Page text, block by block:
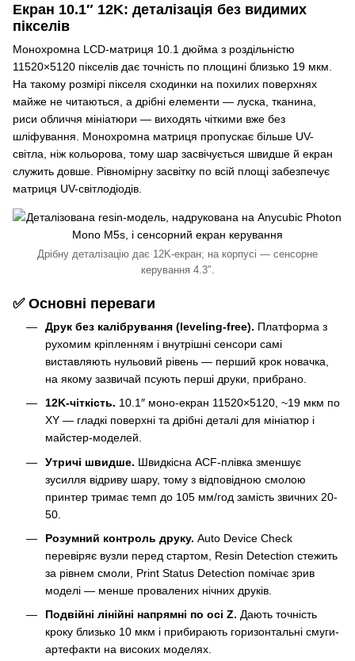
Екран 10.1″ 12K: деталізація без видимих
пікселів
Монохромна LCD-матриця 10.1 дюйма з роздільністю
11520×5120 пікселів дає точність по площині близько 19 мкм.
На такому розмірі пікселя сходинки на похилих поверхнях
майже не читаються, а дрібні елементи — луска, тканина,
риси обличчя мініатюри — виходять чіткими вже без
шліфування. Монохромна матриця пропускає більше UV-
світла, ніж кольорова, тому шар засвічується швидше й екран
служить довше. Рівномірну засвітку по всій площі забезпечує
матриця UV-світлодіодів.
Дрібну деталізацію дає 12K-екран; на корпусі — сенсорне
керування 4.3″.
✅ Основні переваги
Друк без калібрування (leveling-free). Платформа з
рухомим кріпленням і внутрішні сенсори самі
виставляють нульовий рівень — перший крок новачка,
на якому зазвичай псують перші друки, прибрано.
12K-чіткість. 10.1″ моно-екран 11520×5120, ~19 мкм по
XY — гладкі поверхні та дрібні деталі для мініатюр і
майстер-моделей.
Утричі швидше. Швидкісна ACF-плівка зменшує
зусилля відриву шару, тому з відповідною смолою
принтер тримає темп до 105 мм/год замість звичних 20-
50.
Розумний контроль друку. Auto Device Check
перевіряє вузли перед стартом, Resin Detection стежить
за рівнем смоли, Print Status Detection помічає зрив
моделі — менше провалених нічних друків.
Подвійні лінійні напрямні по осі Z. Дають точність
кроку близько 10 мкм і прибирають горизонтальні смуги-
артефакти на високих моделях.